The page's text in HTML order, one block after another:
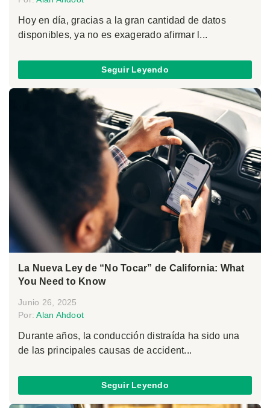
Hoy en día, gracias a la gran cantidad de datos
disponibles, ya no es exagerado afirmar l...
Seguir Leyendo
La Nueva Ley de “No Tocar” de California: What
You Need to Know
Junio 26, 2025
Por:Alan Ahdoot
Durante años, la conducción distraída ha sido una
de las principales causas de accident...
Seguir Leyendo